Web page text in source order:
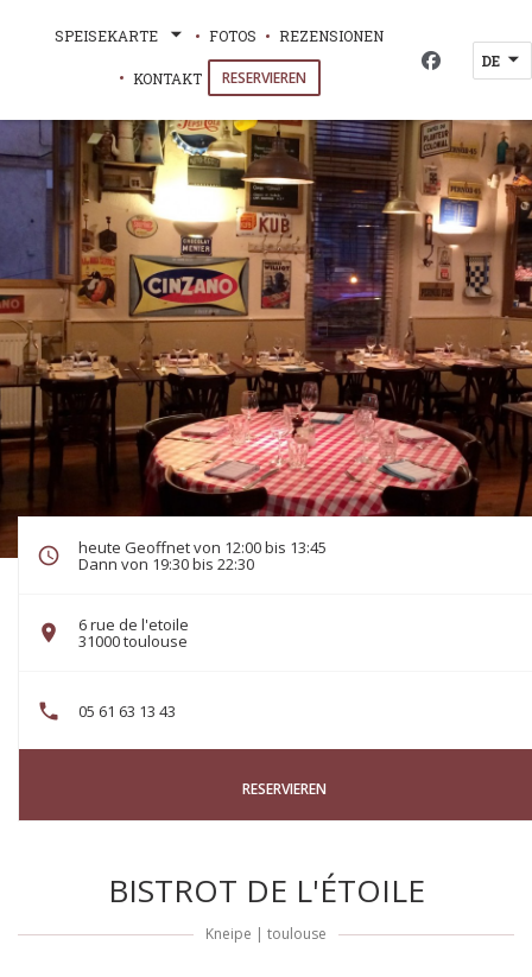
SPEISEKARTE FOTOS REZENSIONEN
KONTAKT RESERVIEREN Facebook
DE
heute Geoffnet von 12:00 bis 13:45
Dann von 19:30 bis 22:30
6 rue de l'etoile
31000 toulouse
05 61 63 13 43
RESERVIEREN
BISTROT DE L'ÉTOILE
Kneipe | toulouse